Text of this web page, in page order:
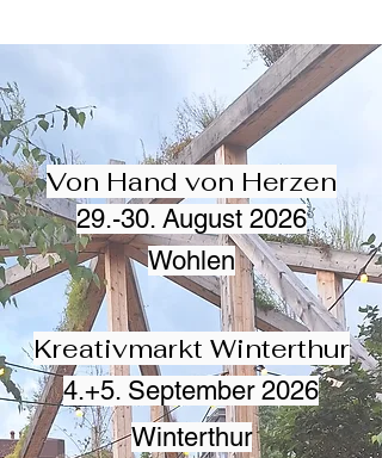
Von Hand von Herzen
29.-30. August 2026
Wohlen
Kreativmarkt Winterthur
4.+5. September 2026
Winterthur